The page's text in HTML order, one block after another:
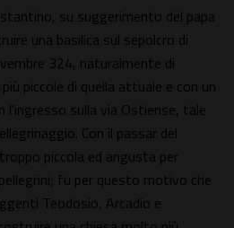
su suggerimento del papa
una basilica sul sepolcro di
324, naturalmente di
piccole di quella attuale e con un
l'ingresso sulla via Ostiense, tale
Con il passar del
piccola ed angusta per
fu per questo motivo che
Teodosio, Arcadio e